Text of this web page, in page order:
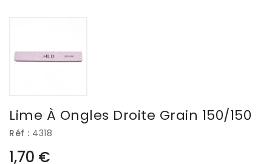
Lime À Ongles Droite Grain 150/150
Réf : 4318
Prix
1,70 €